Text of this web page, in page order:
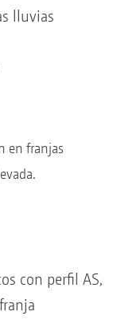
lluvias
en franjas
con perfil AS,